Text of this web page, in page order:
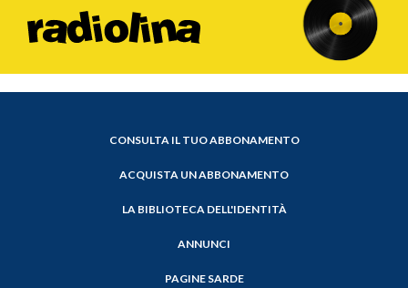
CONSULTA IL TUO ABBONAMENTO
ACQUISTA UN ABBONAMENTO
LA BIBLIOTECA DELL'IDENTITÀ
ANNUNCI
PAGINE SARDE